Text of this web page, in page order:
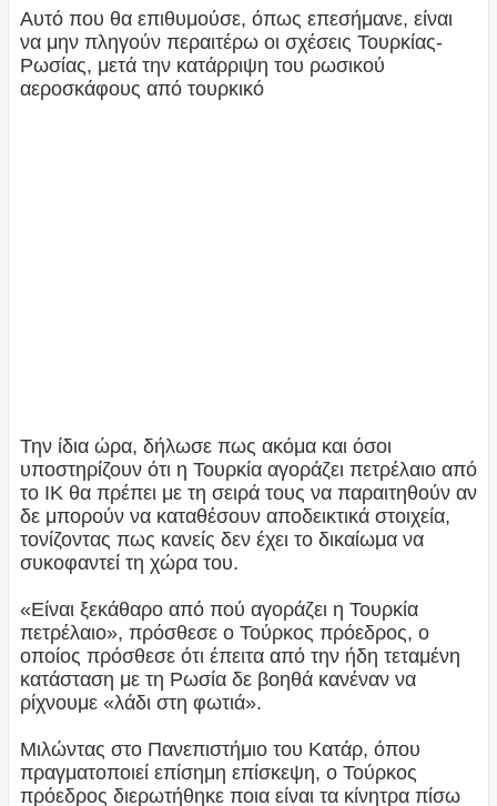
Αυτό που θα επιθυμούσε, όπως επεσήμανε, είναι
να μην πληγούν περαιτέρω οι σχέσεις Τουρκίας-
Ρωσίας, μετά την κατάρριψη του ρωσικού
αεροσκάφους από τουρκικό
Την ίδια ώρα, δήλωσε πως ακόμα και όσοι
υποστηρίζουν ότι η Τουρκία αγοράζει πετρέλαιο από
το ΙΚ θα πρέπει με τη σειρά τους να παραιτηθούν αν
δε μπορούν να καταθέσουν αποδεικτικά στοιχεία,
τονίζοντας πως κανείς δεν έχει το δικαίωμα να
συκοφαντεί τη χώρα του.
«Είναι ξεκάθαρο από πού αγοράζει η Τουρκία
πετρέλαιο», πρόσθεσε ο Τούρκος πρόεδρος, ο
οποίος πρόσθεσε ότι έπειτα από την ήδη τεταμένη
κατάσταση με τη Ρωσία δε βοηθά κανέναν να
ρίχνουμε «λάδι στη φωτιά».
Μιλώντας στο Πανεπιστήμιο του Κατάρ, όπου
πραγματοποιεί επίσημη επίσκεψη, ο Τούρκος
πρόεδρος διερωτήθηκε ποια είναι τα κίνητρα πίσω